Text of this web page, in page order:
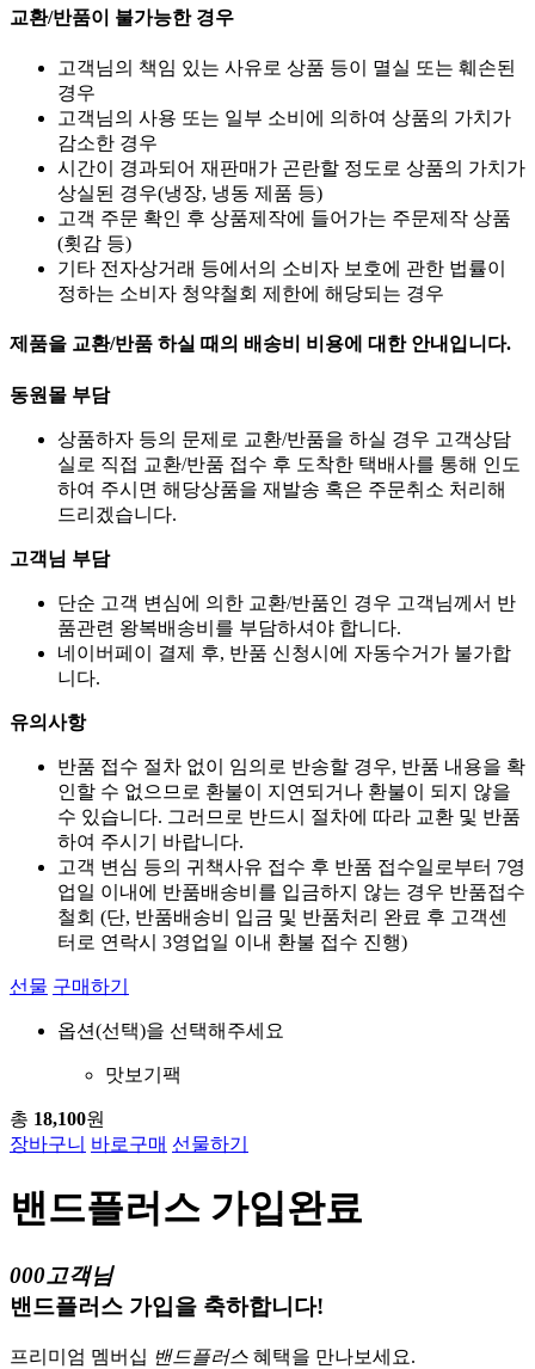
교환/반품이 불가능한 경우
고객님의 책임 있는 사유로 상품 등이 멸실 또는 훼손된
경우
고객님의 사용 또는 일부 소비에 의하여 상품의 가치가
감소한 경우
시간이 경과되어 재판매가 곤란할 정도로 상품의 가치가
상실된 경우(냉장, 냉동 제품 등)
고객 주문 확인 후 상품제작에 들어가는 주문제작 상품
(횟감 등)
기타 전자상거래 등에서의 소비자 보호에 관한 법률이
정하는 소비자 청약철회 제한에 해당되는 경우
제품을 교환/반품 하실 때의 배송비 비용에 대한 안내입니다.
동원몰 부담
상품하자 등의 문제로 교환/반품을 하실 경우 고객상담
실로 직접 교환/반품 접수 후 도착한 택배사를 통해 인도
하여 주시면 해당상품을 재발송 혹은 주문취소 처리해
드리겠습니다.
고객님 부담
단순 고객 변심에 의한 교환/반품인 경우 고객님께서 반
품관련 왕복배송비를 부담하셔야 합니다.
네이버페이 결제 후, 반품 신청시에 자동수거가 불가합
니다.
유의사항
반품 접수 절차 없이 임의로 반송할 경우, 반품 내용을 확
인할 수 없으므로 환불이 지연되거나 환불이 되지 않을
수 있습니다. 그러므로 반드시 절차에 따라 교환 및 반품
하여 주시기 바랍니다.
고객 변심 등의 귀책사유 접수 후 반품 접수일로부터 7영
업일 이내에 반품배송비를 입금하지 않는 경우 반품접수
철회 (단, 반품배송비 입금 및 반품처리 완료 후 고객센
터로 연락시 3영업일 이내 환불 접수 진행)
선물 구매하기
옵션(선택)을 선택해주세요
맛보기팩
총 18,100원
장바구니 바로구매 선물하기
밴드플러스 가입완료
000고객님
밴드플러스 가입을 축하합니다!
프리미엄 멤버십 밴드플러스 혜택을 만나보세요.